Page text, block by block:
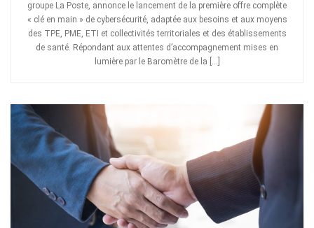
groupe La Poste, annonce le lancement de la première offre complète
« clé en main » de cybersécurité, adaptée aux besoins et aux moyens
des TPE, PME, ETI et collectivités territoriales et des établissements
de santé. Répondant aux attentes d’accompagnement mises en
lumière par le Baromètre de la […]